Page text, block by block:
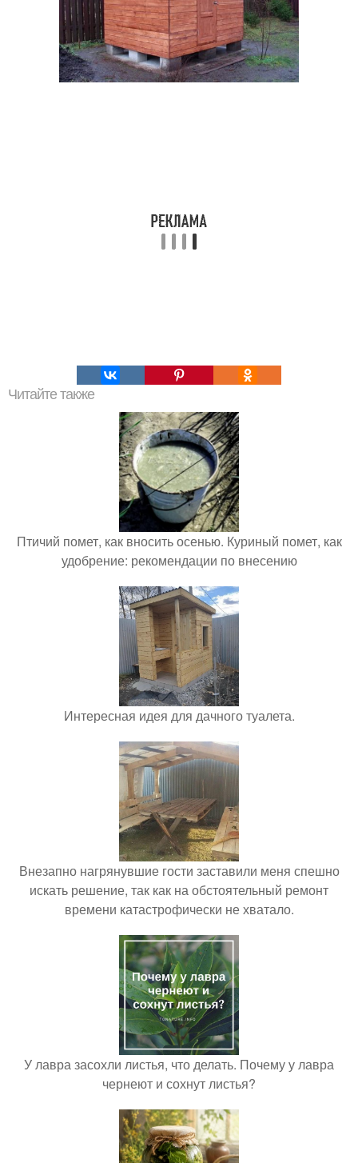
Читайте также
Птичий помет, как вносить осенью. Куриный помет, как
удобрение: рекомендации по внесению
Интересная идея для дачного туалета.
Внезапно нагрянувшие гости заставили меня спешно
искать решение, так как на обстоятельный ремонт
времени катастрофически не хватало.
У лавра засохли листья, что делать. Почему у лавра
чернеют и сохнут листья?